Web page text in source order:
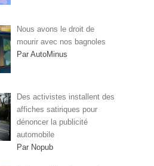
Nous avons le droit de
mourir avec nos bagnoles
Par AutoMinus
Des activistes installent des
affiches satiriques pour
dénoncer la publicité
automobile
Par Nopub